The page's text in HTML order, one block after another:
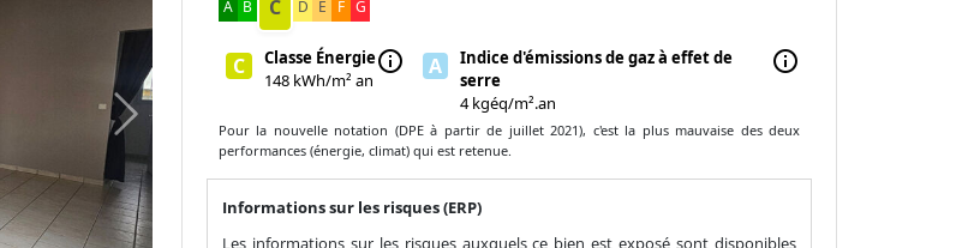
Next
A B C D E F G
C
Classe Énergie
148 kWh/m² an
info A
Indice d'émissions de gaz à effet de
serre
4 kgéq/m².an
info
Pour la nouvelle notation (DPE à partir de juillet 2021), c'est la plus mauvaise des deux
performances (énergie, climat) qui est retenue.
Informations sur les risques (ERP)
Les informations sur les risques auxquels ce bien est exposé sont disponibles